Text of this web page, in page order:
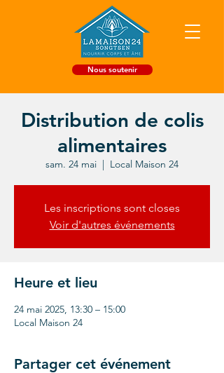
Nous soutenir
Distribution de colis
alimentaires
sam. 24 mai
  |
Local Maison 24
Les inscriptions sont closes
Voir d'autres événements
Heure et lieu
24 mai 2025, 13:30 – 15:00
Local Maison 24
Partager cet événement